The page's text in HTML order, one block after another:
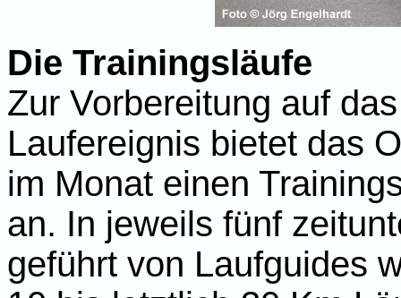
Die Trainingsläufe
Zur Vorbereitung auf
Laufereignis bietet das
im Monat einen
an. In jeweils fünf
geführt von Laufguides